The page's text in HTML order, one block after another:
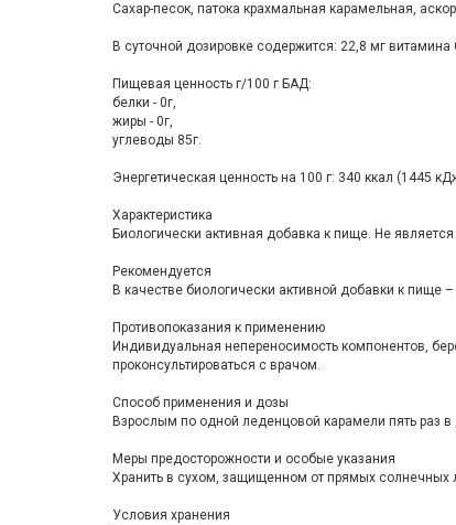
Сахар-песок, патока крахмальная карамельная,
В суточной дозировке содержится: 22,8 мг витамина
Пищевая ценность г/100 г БАД:
белки - 0г,
жиры - 0г,
углеводы 85г.
Энергетическая ценность на 100 г: 340 ккал (1445
Характеристика
Биологически активная добавка к пище. Не
Рекомендуется
В качестве биологически активной добавки к пище
Противопоказания к применению
Индивидуальная непереносимость компонентов,
проконсультироваться с врачом.
Способ применения и дозы
Взрослым по одной леденцовой карамели пять раз
Меры предосторожности и особые указания
Хранить в сухом, защищенном от прямых солнечных
Условия хранения